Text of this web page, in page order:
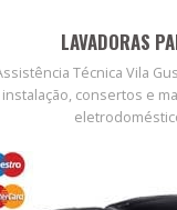
LAVADORAS
Técnica Vila
instalação, consertos e